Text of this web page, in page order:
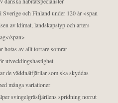
och Finland under 120 år <span
av klimat, landskapstyp och arters
span>
hotas av allt torrare somrar
utvecklingshastighet
de väddnätfjärilar som ska skyddas
många variationer
svingelgräsfjärilens spridning norrut